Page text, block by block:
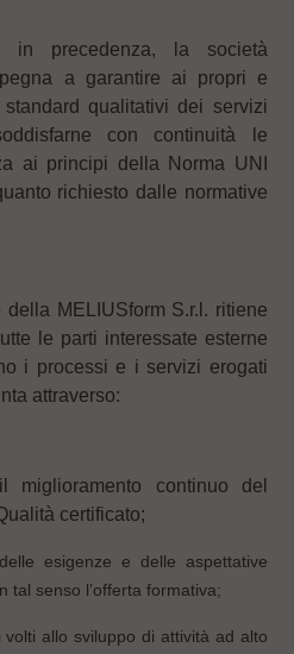
precedenza, la società
a garantire ai propri e
qualitativi dei servizi
con continuità le
ai principi della Norma UNI
richiesto dalle normative
della MELIUSform S.r.l. ritiene
le parti interessate esterne
i processi e i servizi erogati
attraverso:
miglioramento continuo del
certificato;
esigenze e delle aspettative
tal senso l’offerta formativa;
allo sviluppo di attività ad alto